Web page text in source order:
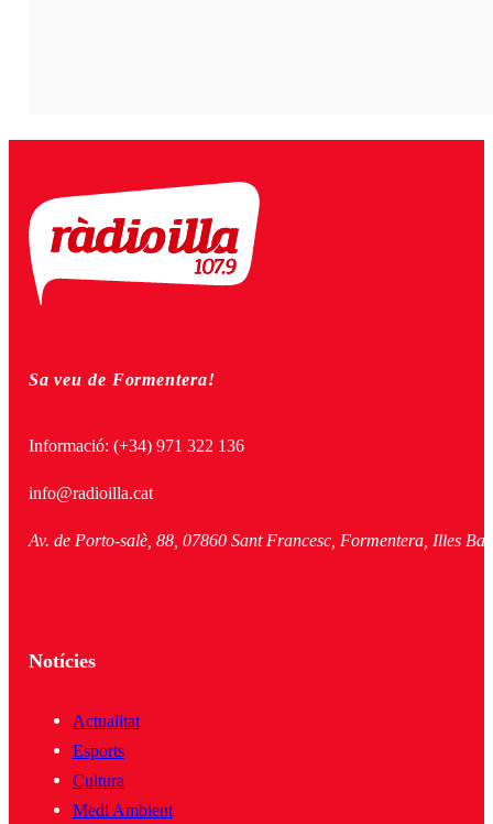
Sa veu de Formentera!
Informació: (+34) 971 322 136
info@radioilla.cat
Av. de Porto-salè, 88, 07860 Sant Francesc, Formentera, Illes
Notícies
Actualitat
Esports
Cultura
Medi Ambient